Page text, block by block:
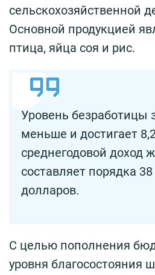
сельскохозяйственной
Основной продукцией
птица, яйца соя и рис.
Уровень безработицы
меньше и достигает
среднегодовой доход
составляет порядка
долларов.
С целью пополнения
уровня благосостояния